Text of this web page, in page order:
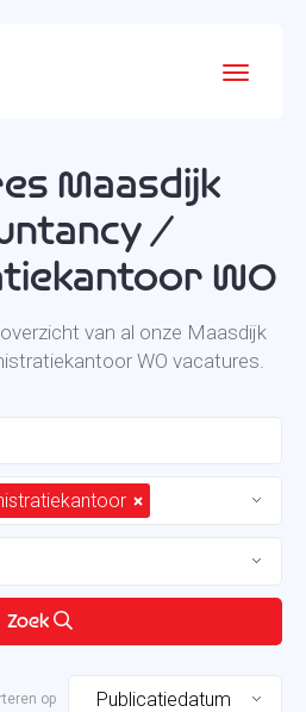
Maasdijk
/
WO
van al onze Maasdijk
WO vacatures.
Zoek
Publicatiedatum